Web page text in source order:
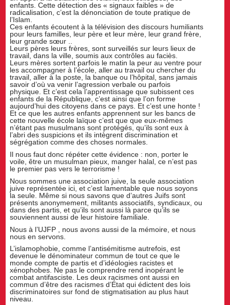
enfants. Cette détection des « signaux faibles » de
radicalisation, c’est la dénonciation de toute pratique de
l’Islam.
Ces enfants écoutent à la télévision des discours humiliants
pour leurs familles, leur père et leur mère, leur grand frère,
leur grande sœur ..
Leurs pères leurs frères, sont surveillés sur leurs lieux de
travail, dans la ville, soumis aux contrôles au faciès.
Leurs mères sortent parfois le matin la peur au ventre pour
les accompagner à l’école, aller au travail ou chercher du
travail, aller à la poste, la banque ou l’hôpital, sans jamais
savoir d’où va venir l’agression verbale ou parfois
physique. Et c’est cela l’apprentissage que subissent ces
enfants de la République, c’est ainsi que l’on forme
aujourd’hui des citoyens dans ce pays. Et c’est une honte !
Et ce que les autres enfants apprennent sur les bancs de
cette nouvelle école laïque c’est que que eux-mêmes
n’étant pas musulmans sont protégés, qu’ils sont eux à
l’abri des suspicions et ils intègrent discrimination et
ségrégation comme des choses normales.
Il nous faut donc répéter cette évidence : non, porter le
voile, être un musulman pieux, manger halal, ce n’est pas
le premier pas vers le terrorisme !
Nous sommes une association juive, la seule association
juive représentée ici, et c’est lamentable que nous soyons
la seule. Même si nous savons que d’autres Juifs sont
présents anonymement, militants associatifs, syndicaux, ou
dans des partis, et qu’ils sont aussi là parce qu’ils se
souviennent aussi de leur histoire familiale.
Nous à l’UJFP , nous avons aussi de la mémoire, et nous
nous en servons.
L’islamophobie, comme l’antisémitisme autrefois, est
devenue le dénominateur commun de tout ce que le
monde compte de partis et d’idéologies racistes et
xénophobes. Ne pas le comprendre rend inopérant le
combat antifasciste. Les deux racismes ont aussi en
commun d’être des racismes d’État qui édictent des lois
discriminatoires sur fond de stigmatisation au plus haut
niveau.